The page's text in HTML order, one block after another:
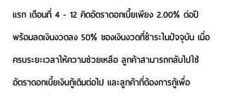
แรก เดือนที่ 4 - 12 คิดอัตราดอกเบี้ยเพียง 2.00% ต่อปี
พร้อมลดเงินงวดลง 50% ของเงินงวดที่ชำระในปัจจุบัน เมื่อ
ครบระยะเวลาให้ความช่วยเหลือ ลูกค้าสามารถกลับไปใช้
อัตราดอกเบี้ยเงินกู้เดิมต่อไป และลูกค้าที่ต้องการกู้เพื่อ